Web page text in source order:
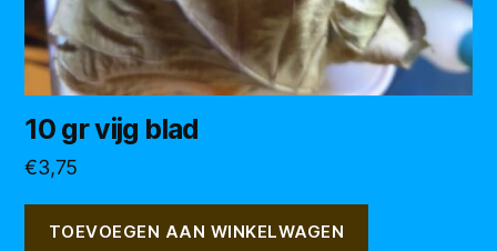
10 gr vijg blad
€3,75
TOEVOEGEN AAN WINKELWAGEN